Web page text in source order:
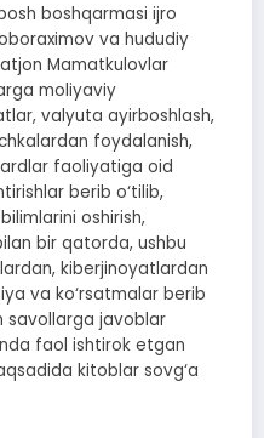
boshqarmasi ijro
va hududiy
Mamatkulovlar
moliyaviy
valyuta ayirboshlash,
foydalanish,
faoliyatiga oid
berib o‘tilib,
oshirish,
bir qatorda, ushbu
kiberjinoyatlardan
va ko‘rsatmalar berib
savollarga javoblar
faol ishtirok etgan
kitoblar sovg‘a